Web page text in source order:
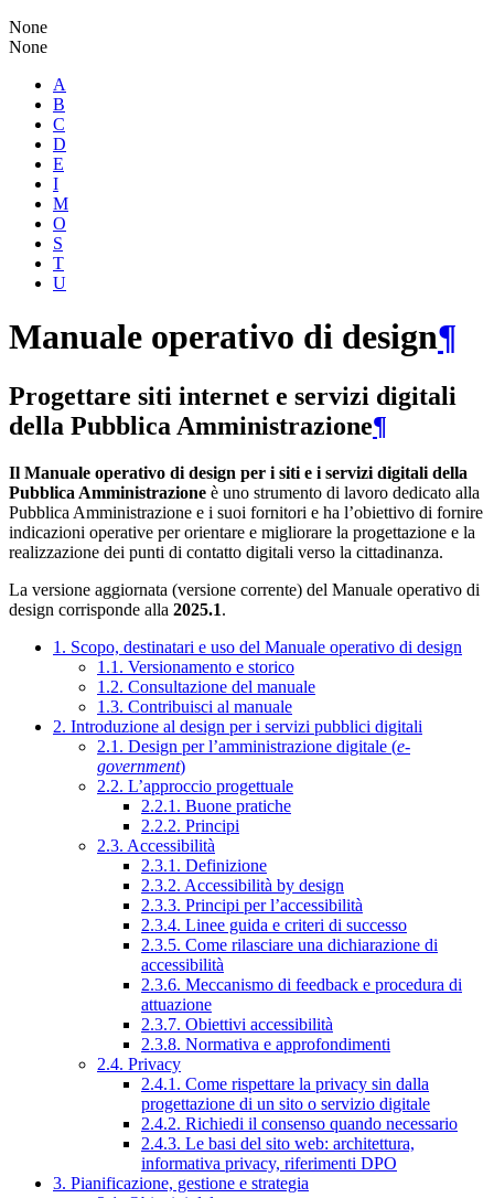
None
None
A
B
C
D
E
I
M
O
S
T
U
Manuale operativo di design¶
Progettare siti internet e servizi digitali
della Pubblica Amministrazione¶
Il Manuale operativo di design per i siti e i servizi digitali della
Pubblica Amministrazione è uno strumento di lavoro dedicato alla
Pubblica Amministrazione e i suoi fornitori e ha l’obiettivo di fornire
indicazioni operative per orientare e migliorare la progettazione e la
realizzazione dei punti di contatto digitali verso la cittadinanza.
La versione aggiornata (versione corrente) del Manuale operativo di
design corrisponde alla 2025.1.
1. Scopo, destinatari e uso del Manuale operativo di design
1.1. Versionamento e storico
1.2. Consultazione del manuale
1.3. Contribuisci al manuale
2. Introduzione al design per i servizi pubblici digitali
2.1. Design per l’amministrazione digitale (e-
government)
2.2. L’approccio progettuale
2.2.1. Buone pratiche
2.2.2. Principi
2.3. Accessibilità
2.3.1. Definizione
2.3.2. Accessibilità by design
2.3.3. Principi per l’accessibilità
2.3.4. Linee guida e criteri di successo
2.3.5. Come rilasciare una dichiarazione di
accessibilità
2.3.6. Meccanismo di feedback e procedura di
attuazione
2.3.7. Obiettivi accessibilità
2.3.8. Normativa e approfondimenti
2.4. Privacy
2.4.1. Come rispettare la privacy sin dalla
progettazione di un sito o servizio digitale
2.4.2. Richiedi il consenso quando necessario
2.4.3. Le basi del sito web: architettura,
informativa privacy, riferimenti DPO
3. Pianificazione, gestione e strategia